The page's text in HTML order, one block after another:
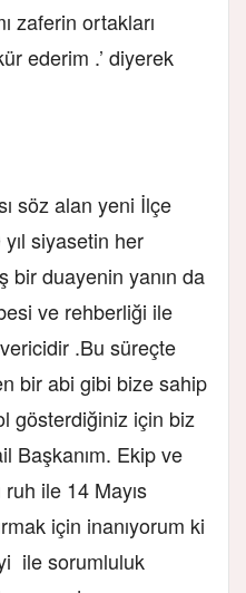
zaferin ortakları
ederim .’ diyerek
söz alan yeni İlçe
siyasetin her
bir duayenin yanın da
ve rehberliği ile
.Bu süreçte
bir abi gibi bize sahip
gösterdiğiniz için biz
Başkanım. Ekip ve
ile 14 Mayıs
için inanıyorum ki
ile sorumluluk